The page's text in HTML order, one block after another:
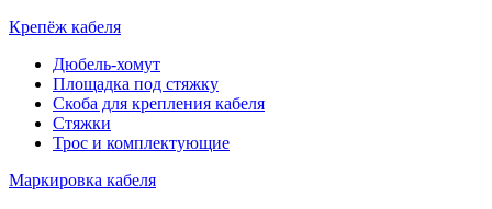
Крепёж кабеля
Дюбель-хомут
Площадка под стяжку
Скоба для крепления кабеля
Стяжки
Трос и комплектующие
Маркировка кабеля